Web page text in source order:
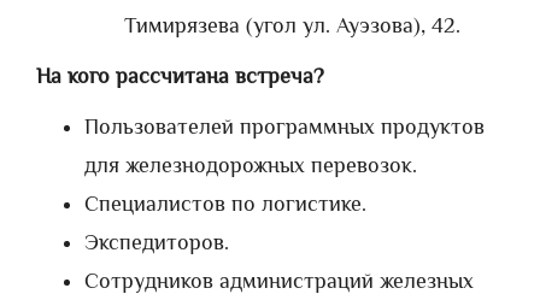
Тимирязева (угол ул. Ауэзова), 42.
На кого рассчитана встреча?
Пользователей программных продуктов
для железнодорожных перевозок.
Специалистов по логистике.
Экспедиторов.
Сотрудников администраций железных